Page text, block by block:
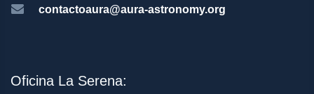
contactoaura@aura-astronomy.org
Oficina La Serena: